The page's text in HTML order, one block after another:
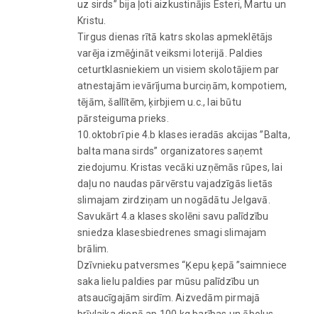
uz sirds” bija ļoti aizkustinājis Esteri, Martu un
Kristu.
Tirgus dienas rītā katrs skolas apmeklētājs
varēja izmēģināt veiksmi loterijā. Paldies
ceturtklasniekiem un visiem skolotājiem par
atnestajām ievārījuma burciņām, kompotiem,
tējām, šallītēm, ķirbjiem u.c., lai būtu
pārsteiguma prieks.
10.oktobrī pie 4.b klases ieradās akcijas ”Balta,
balta mana sirds” organizatores saņemt
ziedojumu. Kristas vecāki uzņēmās rūpes, lai
daļu no naudas pārvērstu vajadzīgās lietās
slimajam zirdziņam un nogādātu Jelgavā.
Savukārt 4.a klases skolēni savu palīdzību
sniedza klasesbiedrenes smagi slimajam
brālim.
Dzīvnieku patversmes “Ķepu ķepā ”saimniece
saka lielu paldies par mūsu palīdzību un
atsaucīgajām sirdīm. Aizvedām pirmajā